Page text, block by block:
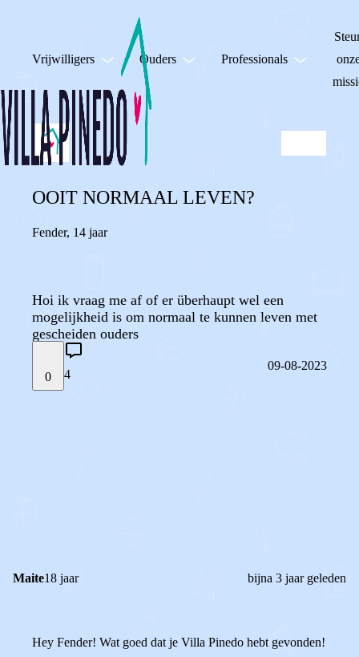
Vrijwilligers Ouders Professionals
OOIT NORMAAL LEVEN?
Fender, 14 jaar
Hoi ik vraag me af of er überhaupt wel een
mogelijkheid is om normaal te kunnen leven met
gescheiden ouders
0 4
09-08-2023
Maite18 jaar bijna 3 jaar geleden
Hey Fender! Wat goed dat je Villa Pinedo hebt gevonden!